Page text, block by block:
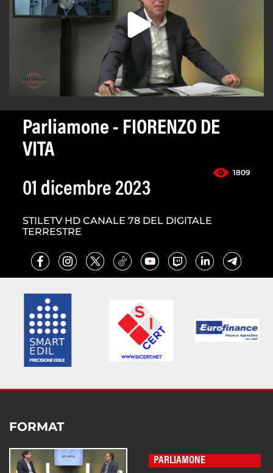
Parliamone - FIORENZO DE
VITA
1809
01 dicembre 2023
STILETV HD CANALE 78 DEL DIGITALE
TERRESTRE
FORMAT
PARLIAMONE